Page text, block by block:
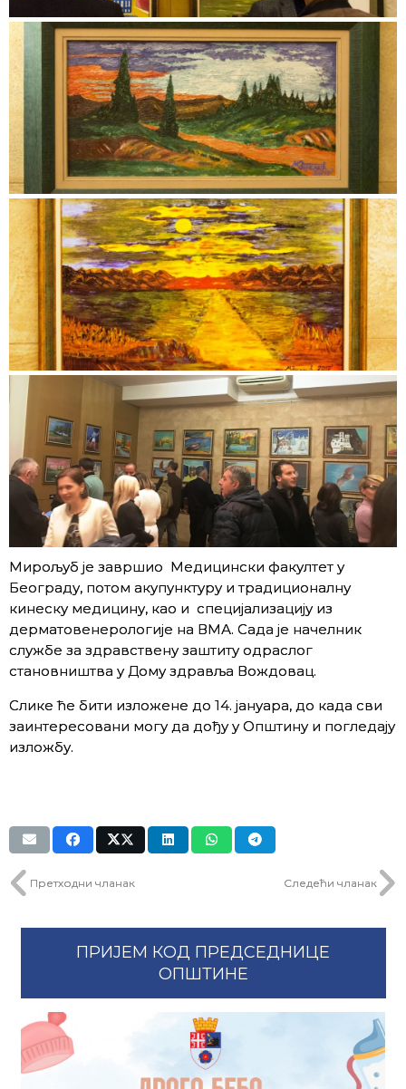
Мирољуб је завршио Медицински факултет у
Београду, потом акупунктуру и традиционалну
кинеску медицину, као и специјализацију из
дерматовенерологије на ВМА. Сада је начелник
службе за здравствену заштиту одраслог
становништва у Дому здравља Вождовац.
Слике ће бити изложене до 14. јануара, до када сви
заинтересовани могу да дођу у Општину и погледају
изложбу.
Претходни чланак Следећи чланак
ПРИЈЕМ КОД ПРЕДСЕДНИЦЕ
ОПШТИНЕ